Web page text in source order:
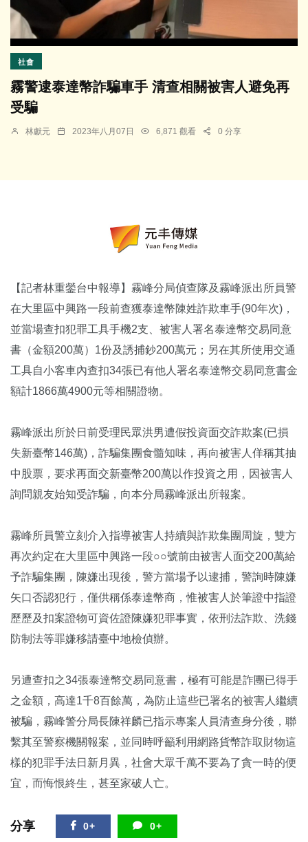
社會
霧警逮泰達幣詐騙車手 清查相關被害人避免再
受騙
林獻元 2023年八月07日 6,871 觀看 0 分享
【記者林重鎣台中報導】霧峰分局偵查隊及霧峰派出所員警
在大里區中興路一段前查獲泰達幣陳姓詐欺車手(90年次)，
並當場查扣犯罪工具手機2支、被害人署名泰達幣交易同意
書（金額200萬）1份及誘捕鈔200萬元；另在其所使用交通
工具自小客車內查扣34張已有他人署名泰達幣交易同意書金
額計1866萬4900元等相關證物。
霧峰派出所於日前受理民眾洪男遭假投資面交詐欺案(已損
失新臺幣146萬)，詐騙集團食髓知味，再向被害人佯稱其抽
中股票，要求再面交新臺幣200萬以作投資之用，因被害人
詢問親友始知受詐騙，向本分局霧峰派出所報案。
霧峰所員警立刻介入指導被害人持續與詐欺集團周旋，雙方
再次約定在大里區中興路一段○○號前由被害人面交200萬給
予詐騙集團，陳嫌出現後，警方當場予以逮捕，警詢時陳嫌
矢口否認犯行，僅供稱係泰達幣商，惟被害人於筆證中指證
歷歷及扣案證物可資佐證陳嫌犯罪事實，依刑法詐欺、洗錢
防制法等罪嫌移請臺中地檢偵辦。
另遭查扣之34張泰達幣交易同意書，極有可能是詐團已得手
之金額，高達1千8百餘萬，為防止這些已署名的被害人繼續
被騙，霧峰警分局長陳祥麟已指示專案人員清查身分後，聯
繫其至警察機關報案，並同時呼籲利用網路貨幣詐取財物這
樣的犯罪手法日新月異，社會大眾千萬不要為了貪一時的便
宜，而悔恨終生，甚至家破人亡。
分享 0+ 0+